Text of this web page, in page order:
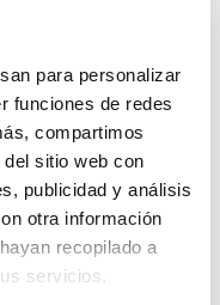
para personalizar
funciones de redes
compartimos
sitio web con
publicidad y análisis
otra información
recopilado a
servicios.
MARKETING
Carlos Corral
is, what is the